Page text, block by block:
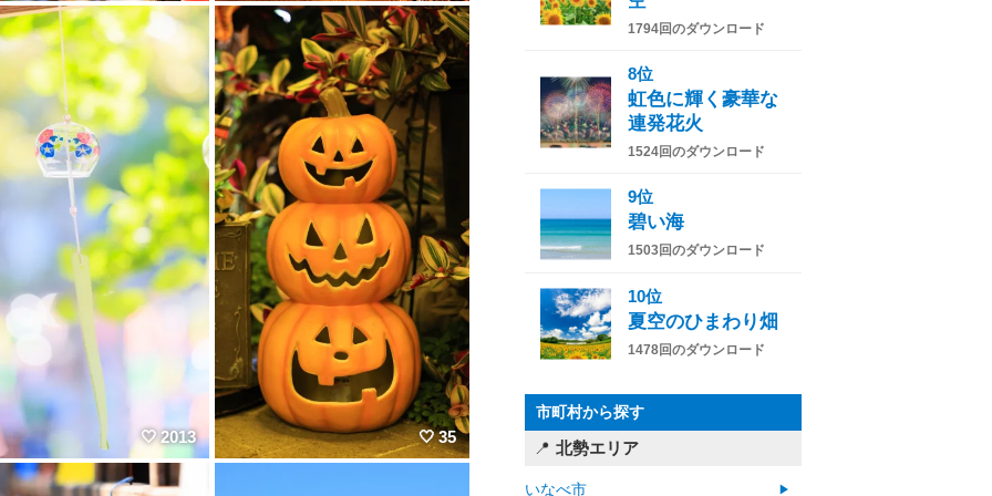
2013 35
1794回のダウンロード
8位
虹色に輝く豪華な
連発花火
1524回のダウンロード
9位
碧い海
1503回のダウンロード
10位
夏空のひまわり畑
1478回のダウンロード
市町村から探す
北勢エリア
いなべ市